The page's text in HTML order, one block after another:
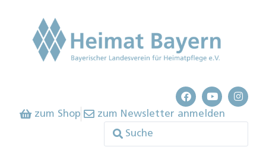
zum Shop zum Newsletter anmelden